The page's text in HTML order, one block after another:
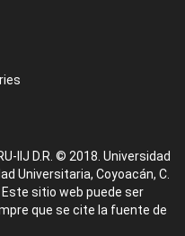
IIJ D.R. © 2018. Universidad
Universitaria, Coyoacán, C.
Este sitio web puede ser
que se cite la fuente de